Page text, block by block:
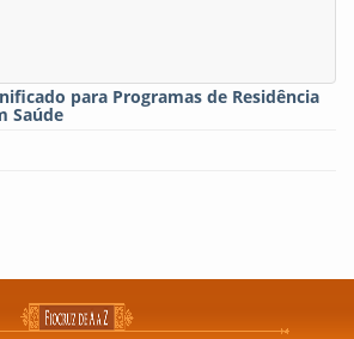
para Programas de Residência
Saúde